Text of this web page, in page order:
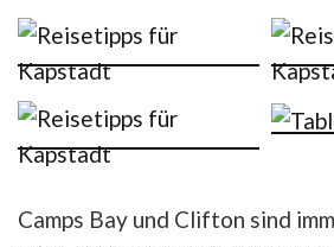
Camps Bay und Clifton sind